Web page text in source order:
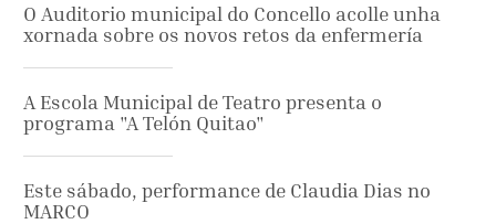
O Auditorio municipal do Concello acolle unha
xornada sobre os novos retos da enfermería
A Escola Municipal de Teatro presenta o
programa "A Telón Quitao"
Este sábado, performance de Claudia Dias no
MARCO